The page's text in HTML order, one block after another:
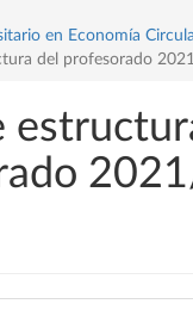
en Economía
del profesorado